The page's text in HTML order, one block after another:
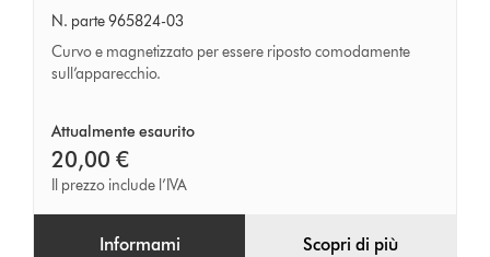
N. parte 965824-03
Curvo e magnetizzato per essere riposto comodamente
sull’apparecchio.
Attualmente esaurito
20,00 €
Il prezzo include l’IVA
Informami Scopri di più